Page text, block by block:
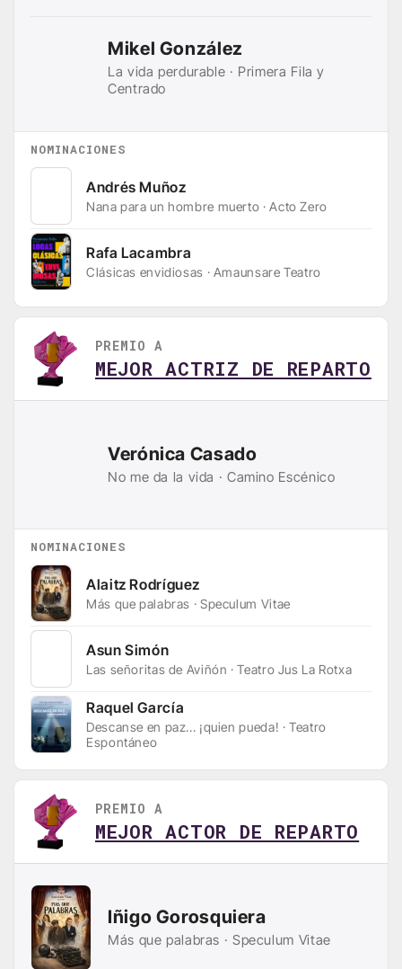
Mikel González
La vida perdurable · Primera Fila y
Centrado
NOMINACIONES
Andrés Muñoz
Nana para un hombre muerto · Acto Zero
Rafa Lacambra
Clásicas envidiosas · Amaunsare Teatro
PREMIO A
MEJOR ACTRIZ DE REPARTO
Verónica Casado
No me da la vida · Camino Escénico
NOMINACIONES
Alaitz Rodríguez
Más que palabras · Speculum Vitae
Asun Simón
Las señoritas de Aviñón · Teatro Jus La Rotxa
Raquel García
Descanse en paz... ¡quien pueda! · Teatro
Espontáneo
PREMIO A
MEJOR ACTOR DE REPARTO
Iñigo Gorosquiera
Más que palabras · Speculum Vitae